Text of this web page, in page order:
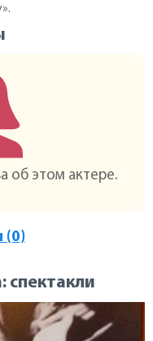
об этом актере.
(0)
спектакли